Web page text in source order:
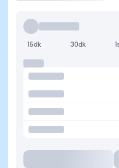
15dk 30dk